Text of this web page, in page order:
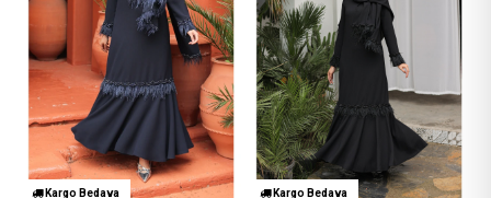
Kargo Bedava Kargo Bedava